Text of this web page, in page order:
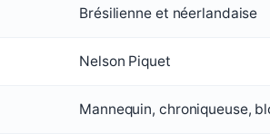
Brésilienne et néerlandaise
Nelson Piquet
Mannequin, chroniqueuse,